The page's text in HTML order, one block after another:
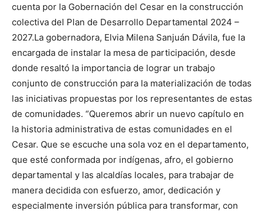
cuenta por la Gobernación del Cesar en la construcción
colectiva del Plan de Desarrollo Departamental 2024 –
2027.La gobernadora, Elvia Milena Sanjuán Dávila, fue la
encargada de instalar la mesa de participación, desde
donde resaltó la importancia de lograr un trabajo
conjunto de construcción para la materialización de todas
las iniciativas propuestas por los representantes de estas
de comunidades. “Queremos abrir un nuevo capítulo en
la historia administrativa de estas comunidades en el
Cesar. Que se escuche una sola voz en el departamento,
que esté conformada por indígenas, afro, el gobierno
departamental y las alcaldías locales, para trabajar de
manera decidida con esfuerzo, amor, dedicación y
especialmente inversión pública para transformar, con